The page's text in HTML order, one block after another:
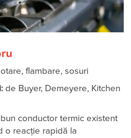
flambare, sosuri
de Buyer, Demeyere, Kitchen
conductor termic existent
o reacție rapidă la